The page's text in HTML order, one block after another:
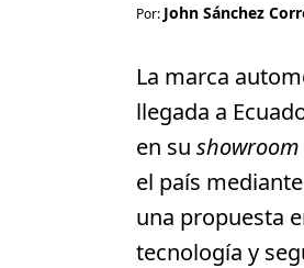
Por: John Sánchez
La marca
llegada a
en su showroom
el país
una propuesta
tecnología y